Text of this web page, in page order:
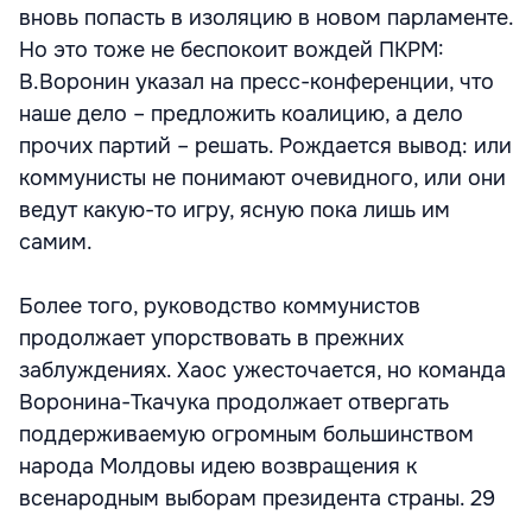
вновь попасть в изоляцию в новом парламенте.
Но это тоже не беспокоит вождей ПКРМ:
В.Воронин указал на пресс-конференции, что
наше дело – предложить коалицию, а дело
прочих партий – решать. Рождается вывод: или
коммунисты не понимают очевидного, или они
ведут какую-то игру, ясную пока лишь им
самим.
Более того, руководство коммунистов
продолжает упорствовать в прежних
заблуждениях. Хаос ужесточается, но команда
Воронина-Ткачука продолжает отвергать
поддерживаемую огромным большинством
народа Молдовы идею возвращения к
всенародным выборам президента страны. 29